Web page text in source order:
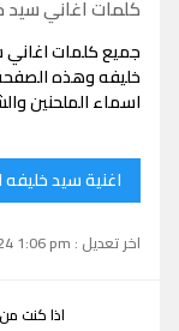
كلمات اغاني سيد
جميع كلمات
خليفه وهذه
اسماء الملحنين
اغنية سيد خليفه
اخر تعديل : September 15, 2024 1:06 pm
اذا كنت